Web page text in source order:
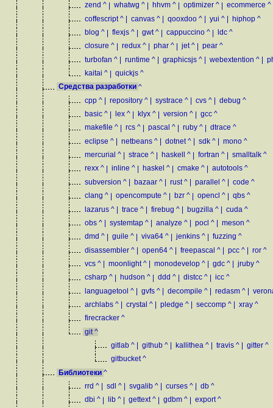
zend ^ | whatwg ^ | hhvm ^ | optimizer ^ | ecommerce ^
coffescript ^ | canvas ^ | qooxdoo ^ | yui ^ | hiphop ^
blog ^ | flexjs ^ | gwt ^ | cappuccino ^ | ldc ^
closure ^ | redux ^ | phar ^ | jet ^ | pear ^
turbofan ^ | runtime ^ | graphicsjs ^ | webextention ^ |
kaitai ^ | quickjs ^
Средства разработки ^
cpp ^ | repository ^ | systrace ^ | cvs ^ | debug ^
basic ^ | lex ^ | klyx ^ | version ^ | gcc ^
makefile ^ | rcs ^ | pascal ^ | ruby ^ | dtrace ^
eclipse ^ | netbeans ^ | dotnet ^ | sdk ^ | mono ^
mercurial ^ | strace ^ | haskell ^ | fortran ^ | smalltalk ^
rexx ^ | inline ^ | haskel ^ | cmake ^ | autotools ^
subversion ^ | bazaar ^ | rust ^ | parallel ^ | code ^
clang ^ | opencompute ^ | bzr ^ | opencl ^ | qbs ^
lazarus ^ | trace ^ | firebug ^ | bugzilla ^ | cuda ^
obs ^ | systemtap ^ | analyze ^ | pocl ^ | meson ^
dmd ^ | guile ^ | viva64 ^ | jenkins ^ | fuzzing ^
disassembler ^ | open64 ^ | freepascal ^ | pcc ^ | ror ^
vcs ^ | moonlight ^ | monodevelop ^ | gdc ^ | jruby ^
csharp ^ | hudson ^ | ddd ^ | distcc ^ | icc ^
languagetool ^ | gvfs ^ | decompile ^ | redasm ^ |
archlabs ^ crystal ^ pledge ^ seccomp ^ xray ^
firecracker ^
git ^
gitlab ^ github ^ kallithea ^ travis ^ gitter ^
gitbucket ^
Библиотеки ^
rrd ^ sdl ^ svgalib ^ curses ^ db ^
dbi ^ | lib ^ | gettext ^ | gdbm ^ | export ^